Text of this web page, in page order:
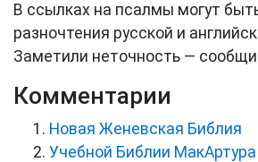
В ссылках на псалмы могут
разночтения русской и
Заметили неточность —
Комментарии
Новая Женевская Библия
Учебной Библии МакАртура